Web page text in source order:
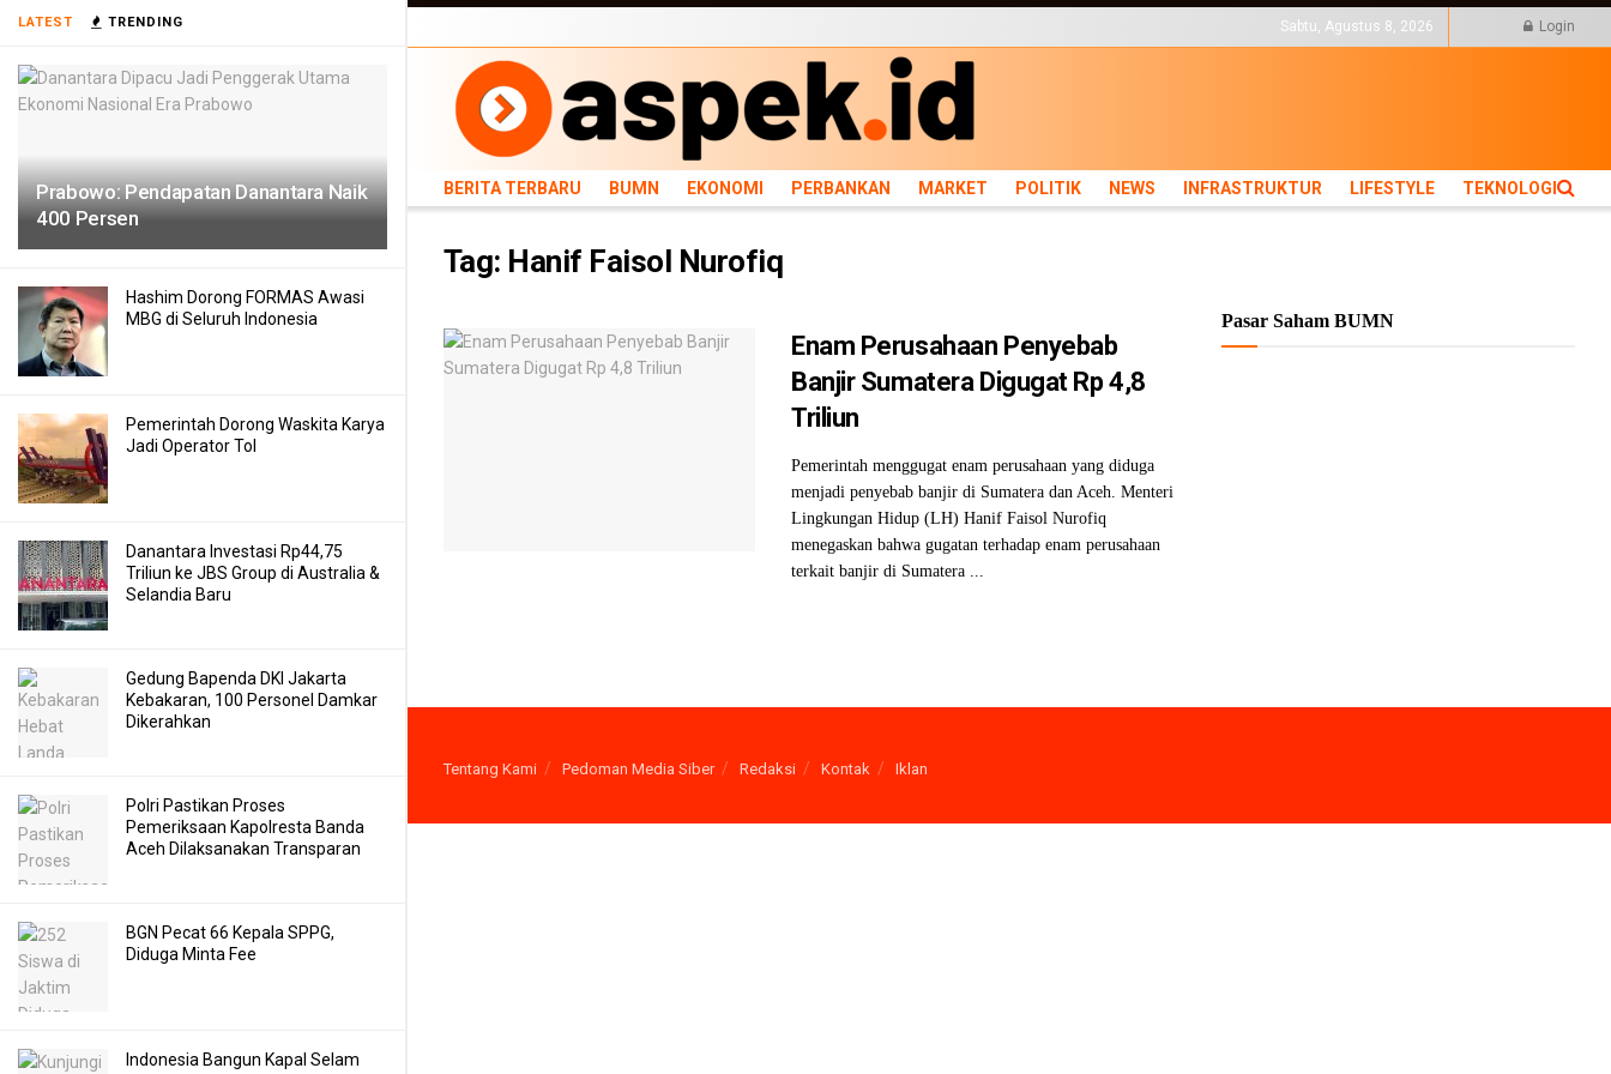
LATEST TRENDING
Prabowo: Pendapatan Danantara Naik
400 Persen
Hashim Dorong FORMAS Awasi
MBG di Seluruh Indonesia
Pemerintah Dorong Waskita Karya
Jadi Operator Tol
Danantara Investasi Rp44,75
Triliun ke JBS Group di Australia &
Selandia Baru
Gedung Bapenda DKI Jakarta
Kebakaran, 100 Personel Damkar
Dikerahkan
Polri Pastikan Proses
Pemeriksaan Kapolresta Banda
Aceh Dilaksanakan Transparan
BGN Pecat 66 Kepala SPPG,
Diduga Minta Fee
Indonesia Bangun Kapal Selam
Sabtu, Agustus 8, 2026 Login
BERITA TERBARU BUMN EKONOMI PERBANKAN MARKET POLITIK NEWS INFRASTRUKTUR LIFESTYLE TEKNOLOGI
Tag: Hanif Faisol Nurofiq
Enam Perusahaan Penyebab
Banjir Sumatera Digugat Rp 4,8
Triliun
Pemerintah menggugat enam perusahaan yang diduga
menjadi penyebab banjir di Sumatera dan Aceh. Menteri
Lingkungan Hidup (LH) Hanif Faisol Nurofiq
menegaskan bahwa gugatan terhadap enam perusahaan
terkait banjir di Sumatera ...
Pasar Saham BUMN
Tentang Kami Pedoman Media Siber Redaksi Kontak Iklan